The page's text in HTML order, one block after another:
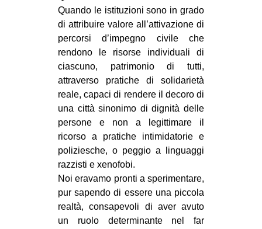
Quando le istituzioni sono in grado
di attribuire valore all’attivazione di
percorsi d’impegno civile che
rendono le risorse individuali di
ciascuno, patrimonio di tutti,
attraverso pratiche di solidarietà
reale, capaci di rendere il decoro di
una città sinonimo di dignità delle
persone e non a legittimare il
ricorso a pratiche intimidatorie e
poliziesche, o peggio a linguaggi
razzisti e xenofobi.
Noi eravamo pronti a sperimentare,
pur sapendo di essere una piccola
realtà, consapevoli di aver avuto
un ruolo determinante nel far